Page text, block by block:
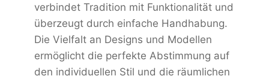
verbindet Tradition mit Funktionalität und
überzeugt durch einfache Handhabung.
Die Vielfalt an Designs und Modellen
ermöglicht die perfekte Abstimmung auf
den individuellen Stil und die räumlichen